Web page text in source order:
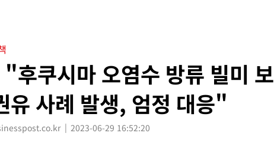
후쿠시마 오염수 방류 빌미 보
유 사례 발생, 엄정 대응"
2023-06-29 16:52:20